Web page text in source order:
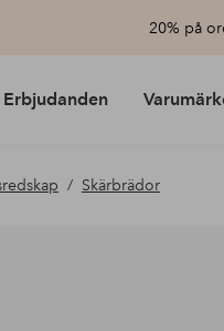
20% på
Erbjudanden
Skärbrädor